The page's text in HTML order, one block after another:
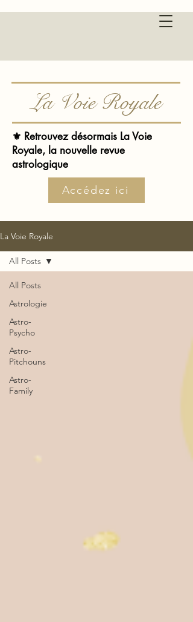
La Voie Royale
⚜️ Retrouvez désormais La Voie
Royale, la nouvelle revue
astrologique
Accédez ici
La Voie Royale
All Posts
Astrologie
Astro-
Psycho
Astro-
Pitchouns
Astro-
Family
All Posts